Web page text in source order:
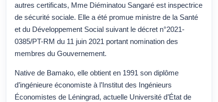
autres certificats, Mme Diéminatou Sangaré est inspectrice
de sécurité sociale. Elle a été promue ministre de la Santé
et du Développement Social suivant le décret n°2021-
0385/PT-RM du 11 juin 2021 portant nomination des
membres du Gouvernement.
Native de Bamako, elle obtient en 1991 son diplôme
d’ingénieure économiste à l’Institut des Ingénieurs
Économistes de Léningrad, actuelle Université d’État de